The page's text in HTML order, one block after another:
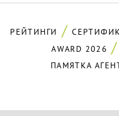
РЕЙТИНГИ
AWARD 2026
ПАМЯТКА